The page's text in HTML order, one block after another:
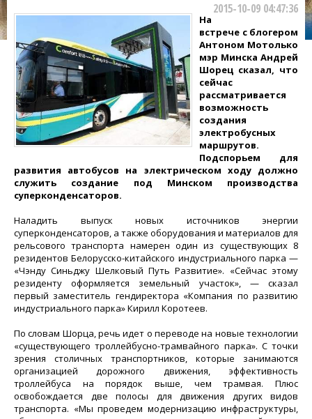
2015-10-09 04:47:36
На
встрече с блогером
Антоном Мотолько
мэр Минска Андрей
Шорец сказал, что
сейчас
рассматривается
возможность
создания
электробусных
маршрутов.
Подспорьем для
развития автобусов на электрическом ходу должно
служить создание под Минском производства
суперконденсаторов.
Наладить выпуск новых источников энергии
суперконденсаторов, а также оборудования и материалов для
рельсового транспорта намерен один из существующих 8
резидентов Белорусско-китайского индустриального парка —
«Чэнду Синьджу Шелковый Путь Развитие». «Сейчас этому
резиденту оформляется земельный участок», — сказал
первый заместитель гендиректора «Компания по развитию
индустриального парка» Кирилл Коротеев.
По словам Шорца, речь идет о переводе на новые технологии
«существующего троллейбусно-трамвайного парка». С точки
зрения столичных транспортников, которые занимаются
организацией дорожного движения, эффективность
троллейбуса на порядок выше, чем трамвая. Плюс
освобождается две полосы для движения других видов
транспорта. «Мы проведем модернизацию инфраструктуры,